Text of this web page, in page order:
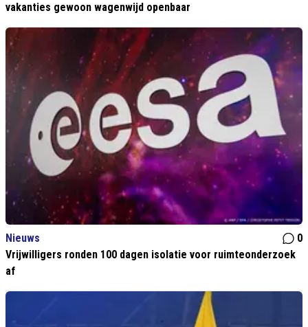
vakanties gewoon wagenwijd openbaar
Nieuws
0
Vrijwilligers ronden 100 dagen isolatie voor ruimteonderzoek
af